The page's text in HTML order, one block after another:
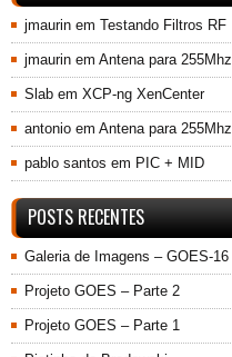
jmaurin em Testando Filtros RF
jmaurin em Antena para 255Mhz
Slab em XCP-ng XenCenter
antonio em Antena para 255Mhz
pablo santos em PIC + MID
POSTS RECENTES
Galeria de Imagens – GOES-16
Projeto GOES – Parte 2
Projeto GOES – Parte 1